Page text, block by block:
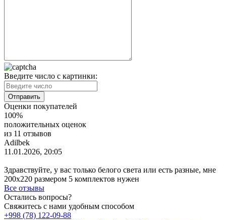
Введите число с картинки:
Оценки покупателей
100%
положительных оценок
из 11 отзывов
Adilbek
11.01.2026, 20:05
Здравствуйте, у вас только белого света или есть разные, мне
200х220 размером 5 комплектов нужен
Все отзывы
Остались вопросы?
Свяжитесь с нами удобным способом
+998 (78) 122-09-88